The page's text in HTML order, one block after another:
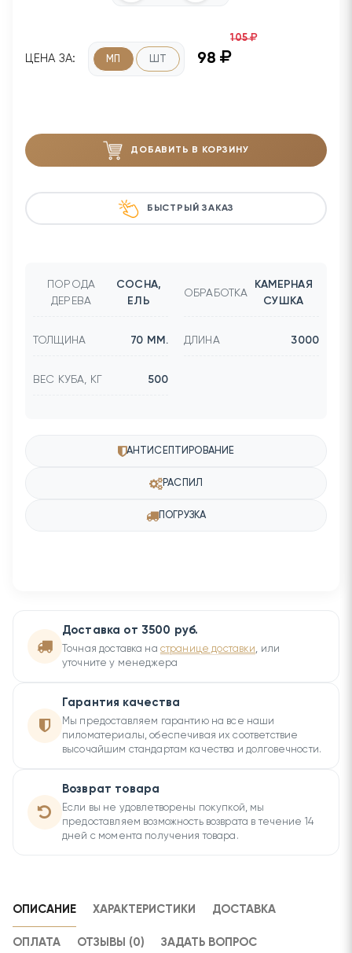
ЦЕНА ЗА: МП ШТ 98
105
ДОБАВИТЬ В КОРЗИНУ
БЫСТРЫЙ ЗАКАЗ
ПОРОДА
ДЕРЕВА
СОСНА,
ЕЛЬ
ОБРАБОТКА
КАМЕРНАЯ
СУШКА
ТОЛЩИНА 70 ММ. ДЛИНА 3000
ВЕС КУБА, КГ 500
АНТИСЕПТИРОВАНИЕ
РАСПИЛ
ПОГРУЗКА
Доставка от 3500 руб.
Точная доставка на странице доставки, или
уточните у менеджера
Гарантия качества
Мы предоставляем гарантию на все наши
пиломатериалы, обеспечивая их соответствие
высочайшим стандартам качества и долговечности.
Возврат товара
Если вы не удовлетворены покупкой, мы
предоставляем возможность возврата в течение 14
дней с момента получения товара.
ОПИСАНИЕ ХАРАКТЕРИСТИКИ ДОСТАВКА
ОПЛАТА ОТЗЫВЫ (0) ЗАДАТЬ ВОПРОС